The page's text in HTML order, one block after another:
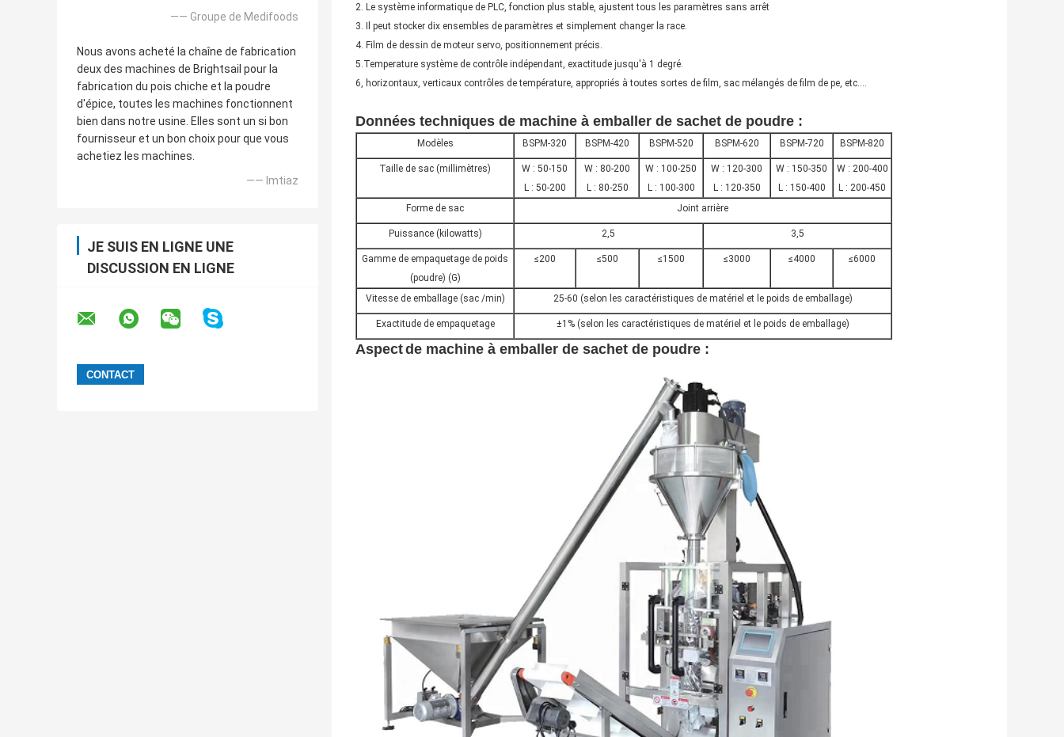
—— Groupe de Medifoods
Nous avons acheté la chaîne de fabrication
deux des machines de Brightsail pour la
fabrication du pois chiche et la poudre
d'épice, toutes les machines fonctionnent
bien dans notre usine. Elles sont un si bon
fournisseur et un bon choix pour que vous
achetiez les machines.
—— Imtiaz
JE SUIS EN LIGNE UNE
DISCUSSION EN LIGNE
2. Le système informatique de PLC, fonction plus stable, ajustent tous les paramètres sans arrêt
3. Il peut stocker dix ensembles de paramètres et simplement changer la race.
4. Film de dessin de moteur servo, positionnement précis.
5.Temperature système de contrôle indépendant, exactitude jusqu'à 1 degré.
6, horizontaux, verticaux contrôles de température, appropriés à toutes sortes de film, sac mélangés de film de pe, etc….
Données techniques de machine à emballer de sachet de poudre :
Modèles BSPM-320 BSPM-420 BSPM-520 BSPM-620 BSPM-720 BSPM-820
Taille de sac (millimètres)
W : 50-150
L : 50-200
W : 80-200
L : 80-250
W : 100-250
L : 100-300
W : 120-300
L : 120-350
W : 150-350
L : 150-400
W : 200-400
L : 200-450
Forme de sac
Joint arrière
Puissance (kilowatts) 2,5 3,5
Gamme de empaquetage de poids
(poudre) (G)
≤200 ≤500 ≤1500 ≤3000 ≤4000 ≤6000
Vitesse de emballage (sac /min) 25-60 (selon les caractéristiques de matériel et le poids de emballage)
Exactitude de empaquetage ±1% (selon les caractéristiques de matériel et le poids de emballage)
Aspectde machine à emballer de sachet de poudre :